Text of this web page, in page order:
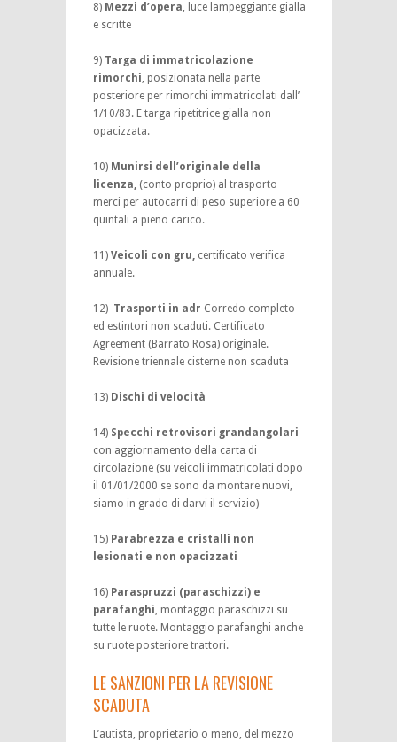
8) Mezzi d’opera, luce lampeggiante gialla
e scritte
9) Targa di immatricolazione
rimorchi, posizionata nella parte
posteriore per rimorchi immatricolati dall’
1/10/83. E targa ripetitrice gialla non
opacizzata.
10) Munirsi dell’originale della
licenza,(conto proprio) al trasporto
merci per autocarri di peso superiore a 60
quintali a pieno carico.
11) Veicoli con gru,certificato verifica
annuale.
12) Trasporti in adr Corredo completo
ed estintori non scaduti. Certificato
Agreement (Barrato Rosa) originale.
Revisione triennale cisterne non scaduta
13) Dischi di velocità
14) Specchi retrovisori grandangolari
con aggiornamento della carta di
circolazione (su veicoli immatricolati dopo
il 01/01/2000 se sono da montare nuovi,
siamo in grado di darvi il servizio)
15) Parabrezza e cristalli non
lesionati e non opacizzati
16) Paraspruzzi (paraschizzi) e
parafanghi, montaggio paraschizzi su
tutte le ruote. Montaggio parafanghi anche
su ruote posteriore trattori.
LE SANZIONI PER LA REVISIONE
SCADUTA
L’autista, proprietario o meno, del mezzo